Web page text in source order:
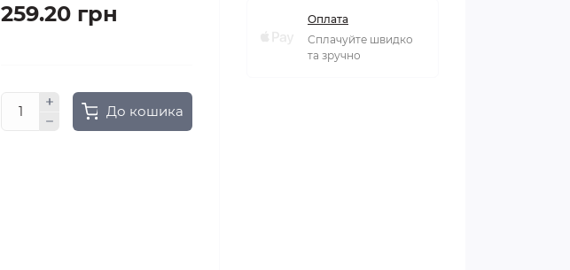
259.20 грн
До кошика
Оплата
Сплачуйте швидко
та зручно